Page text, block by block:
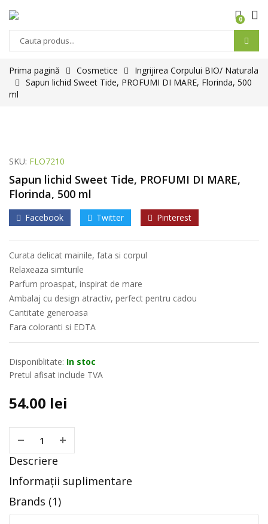
0
Prima pagină Cosmetice
Ingrijirea Corpului BIO/ Naturala
Sapun lichid Sweet Tide, PROFUMI DI MARE, Florinda, 500
ml
SKU: FLO7210
Sapun lichid Sweet Tide, PROFUMI DI MARE,
Florinda, 500 ml
Facebook Twitter Pinterest
Curata delicat mainile, fata si corpul
Relaxeaza simturile
Parfum proaspat, inspirat de mare
Ambalaj cu design atractiv, perfect pentru cadou
Cantitate generoasa
Fara coloranti si EDTA
Disponiblitate: In stoc
Pretul afisat include TVA
54.00 lei
Descriere
Informații suplimentare
Brands (1)